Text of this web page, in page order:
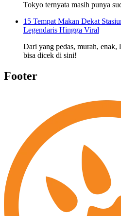
Tokyo ternyata masih punya
15 Tempat Makan Dekat
Legendaris Hingga Viral
Dari yang pedas, murah, enak,
bisa dicek di sini!
Footer